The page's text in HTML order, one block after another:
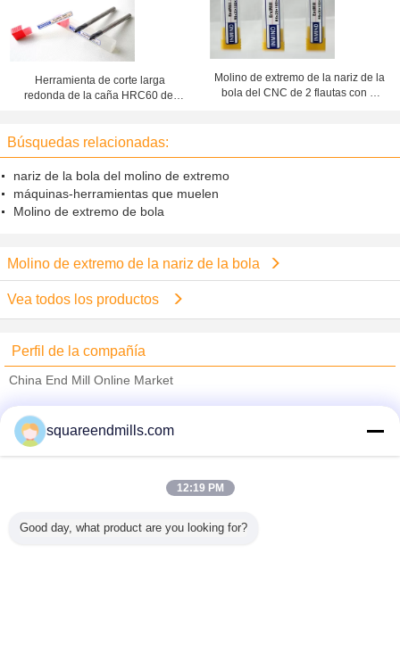
Herramienta de corte larga
redonda de la caña HRC60 del
Molino de extremo de la nariz de la
bola del CNC de 2 flautas con el
Búsquedas relacionadas:
nariz de la bola del molino de extremo
máquinas-herramientas que muelen
Molino de extremo de bola
Molino de extremo de la nariz de la bola
Vea todos los productos
Perfil de la compañía
China End Mill Online Market
proveedores calificados
Trust Seal
Verified Suplier
Todos los productos
squareendmills.com
12:19 PM
Good day, what product are you looking for?